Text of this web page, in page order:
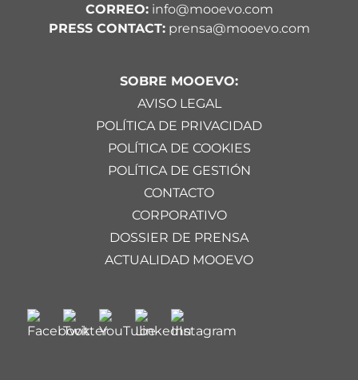
CORREO:info@mooevo.com
PRESS CONTACT:prensa@mooevo.com
SOBRE MOOEVO:
AVISO LEGAL
POLÍTICA DE PRIVACIDAD
POLÍTICA DE COOKIES
POLÍTICA DE GESTIÓN
CONTACTO
CORPORATIVO
DOSSIER DE PRENSA
ACTUALIDAD MOOEVO